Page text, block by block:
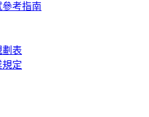
考指南
劃表
規定